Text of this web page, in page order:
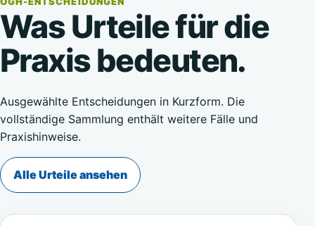
Was Urteile für die
Praxis bedeuten.
Ausgewählte Entscheidungen in Kurzform. Die
vollständige Sammlung enthält weitere Fälle und
Praxishinweise.
Alle Urteile ansehen